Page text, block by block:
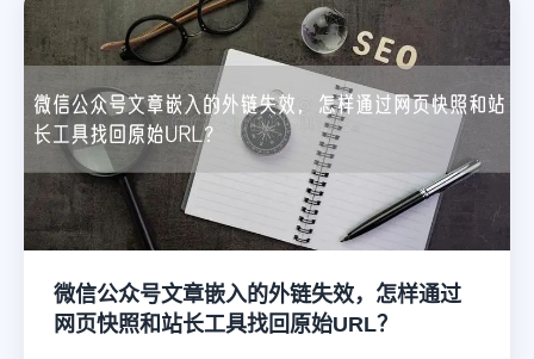
微信公众号文章嵌入的外链失效，怎样通过
网页快照和站长工具找回原始URL？